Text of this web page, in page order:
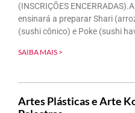
(INSCRIÇÕES
ensinará a preparar Shari
(sushi cônico) e Poke (sushi
SAIBA MAIS >
Artes Plásticas e Arte